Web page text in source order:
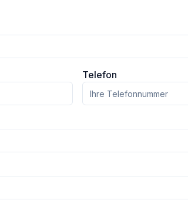
Telefon